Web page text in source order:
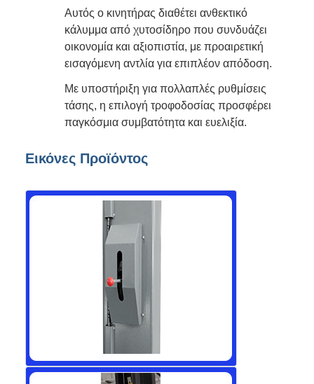
Αυτός ο κινητήρας διαθέτει ανθεκτικό
κάλυμμα από χυτοσίδηρο που συνδυάζει
οικονομία και αξιοπιστία, με προαιρετική
εισαγόμενη αντλία για επιπλέον απόδοση.
Με υποστήριξη για πολλαπλές ρυθμίσεις
τάσης, η επιλογή τροφοδοσίας προσφέρει
παγκόσμια συμβατότητα και ευελιξία.
Εικόνες Προϊόντος